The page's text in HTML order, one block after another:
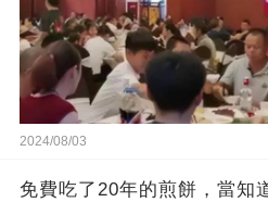
2024/08/03
免費吃了20年的煎餅，當知